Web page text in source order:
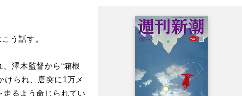
う話す。
、澤木監督から“箱根
けられ、唐突に1万メ
るよう命じられてい